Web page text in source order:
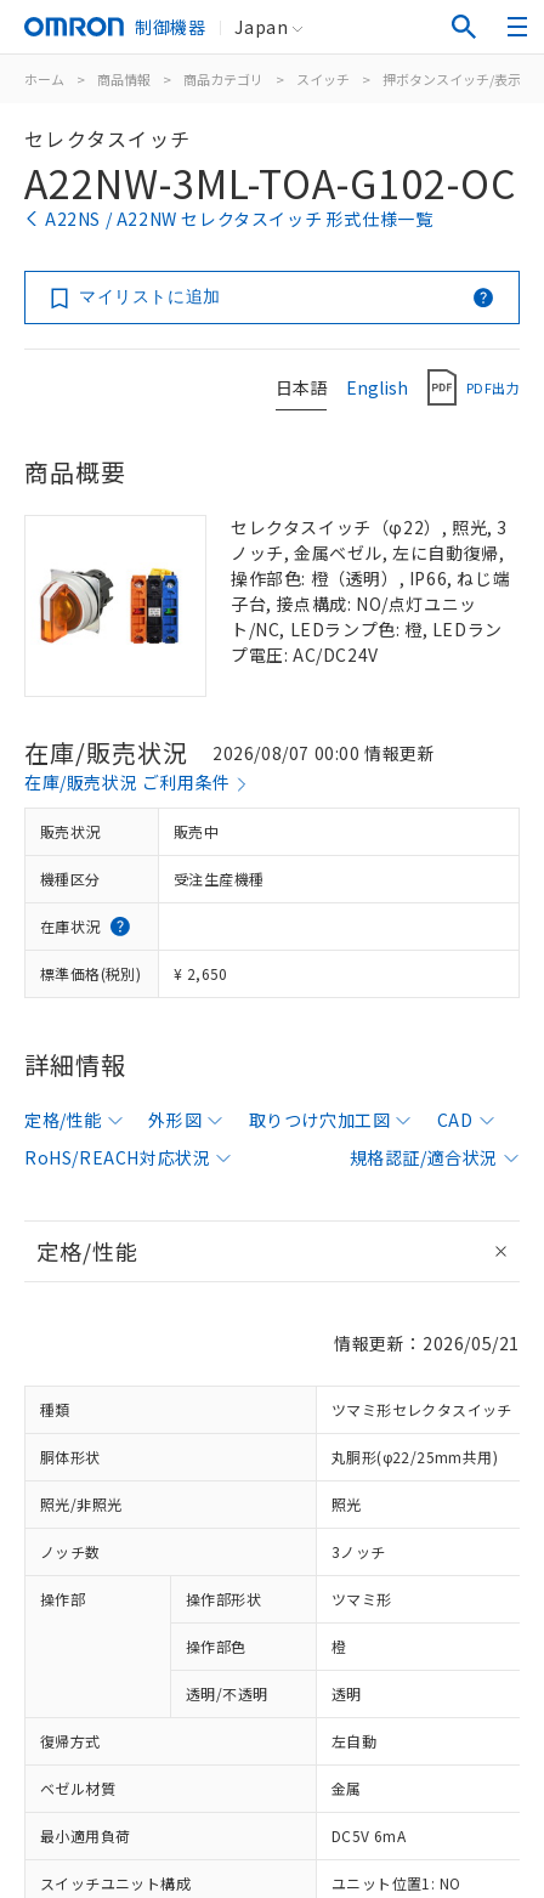
制御機器 Japan
ホーム > 商品情報 > 商品カテゴリ > スイッチ > 押ボタンスイッチ/表示灯
セレクタスイッチ
A22NW-3ML-TOA-G102-OC
A22NS / A22NW セレクタスイッチ 形式仕様一覧
マイリストに追加
日本語 English PDF出力
商品概要
セレクタスイッチ（φ22）, 照光, 3
ノッチ, 金属ベゼル, 左に自動復帰,
操作部色: 橙（透明）, IP66, ねじ端
子台, 接点構成: NO/点灯ユニッ
ト/NC, LEDランプ色: 橙, LEDラン
プ電圧: AC/DC24V
在庫/販売状況
2026/08/07 00:00 情報更新
在庫/販売状況 ご利用条件
販売状況 販売中
機種区分 受注生産機種
在庫状況
標準価格(税別) ¥ 2,650
詳細情報
定格/性能 外形図 取りつけ穴加工図
CAD
RoHS/REACH対応状況
規格認証/適合状況
定格/性能
情報更新：2026/05/21
種類 ツマミ形セレクタスイッチ
胴体形状 丸胴形(φ22/25mm共用)
照光/非照光 照光
ノッチ数 3ノッチ
操作部 操作部形状 ツマミ形
操作部色 橙
透明/不透明 透明
復帰方式 左自動
ベゼル材質 金属
最小適用負荷 DC5V 6mA
スイッチユニット構成
ユニット位置1: NO